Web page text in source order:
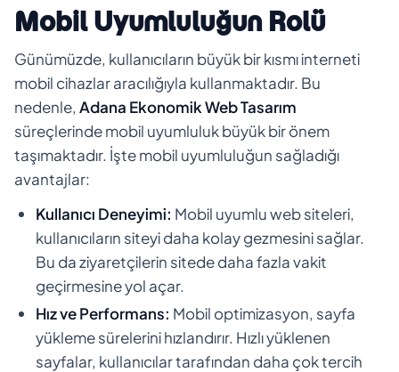
Mobil Uyumluluğun Rolü
Günümüzde, kullanıcıların büyük bir kısmı interneti
mobil cihazlar aracılığıyla kullanmaktadır. Bu
nedenle, Adana Ekonomik Web Tasarım
süreçlerinde mobil uyumluluk büyük bir önem
taşımaktadır. İşte mobil uyumluluğun sağladığı
avantajlar:
Kullanıcı Deneyimi: Mobil uyumlu web siteleri,
kullanıcıların siteyi daha kolay gezmesini sağlar.
Bu da ziyaretçilerin sitede daha fazla vakit
geçirmesine yol açar.
Hız ve Performans: Mobil optimizasyon, sayfa
yükleme sürelerini hızlandırır. Hızlı yüklenen
sayfalar, kullanıcılar tarafından daha çok tercih